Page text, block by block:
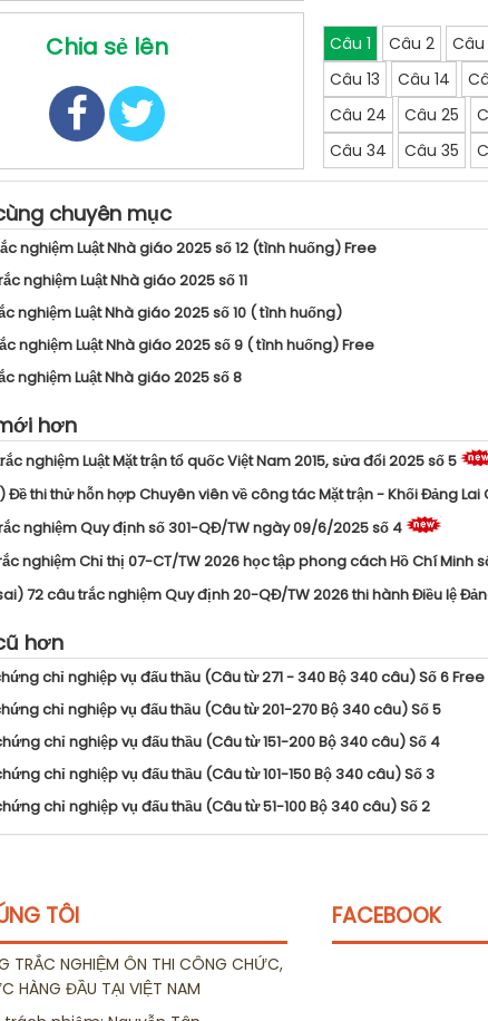
Chia sẻ lên Câu 1 Câu 2 Câu
Câu 13
Câu 14
Câu 24
Câu 25
Câu 34
Câu 35
chuyên mục
nghiệm Luật Nhà giáo 2025 số 12 (tình huống) Free
nghiệm Luật Nhà giáo 2025 số 11
nghiệm Luật Nhà giáo 2025 số 10 ( tình huống)
nghiệm Luật Nhà giáo 2025 số 9 ( tình huống) Free
nghiệm Luật Nhà giáo 2025 số 8
hơn
nghiệm Luật Mặt trận tổ quốc Việt Nam 2015, sửa đổi 2025 số 5
Đề thi thử hỗn hợp Chuyên viên về công tác Mặt trận - Khối Đảng Lai
nghiệm Quy định số 301-QĐ/TW ngày 09/6/2025 số 4
nghiệm Chỉ thị 07-CT/TW 2026 học tập phong cách Hồ Chí Minh
72 câu trắc nghiệm Quy định 20-QĐ/TW 2026 thi hành Điều lệ
hơn
chỉ nghiệp vụ đấu thầu (Câu từ 271 - 340 Bộ 340 câu) Số 6 Free
chỉ nghiệp vụ đấu thầu (Câu từ 201-270 Bộ 340 câu) Số 5
chỉ nghiệp vụ đấu thầu (Câu từ 151-200 Bộ 340 câu) Số 4
chỉ nghiệp vụ đấu thầu (Câu từ 101-150 Bộ 340 câu) Số 3
chỉ nghiệp vụ đấu thầu (Câu từ 51-100 Bộ 340 câu) Số 2
TÔI
TRẮC NGHIỆM ÔN THI CÔNG CHỨC,
HÀNG ĐẦU TẠI VIỆT NAM
FACEBOOK